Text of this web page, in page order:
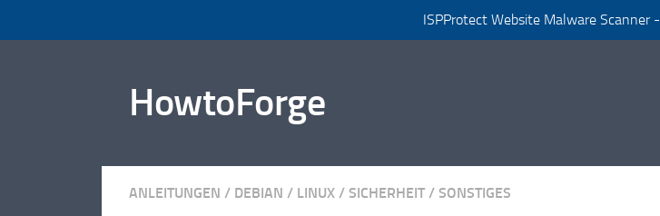
ISPProtect Website Malware Scanner -
HowtoForge
ANLEITUNGEN / DEBIAN / LINUX / SICHERHEIT / SONSTIGES